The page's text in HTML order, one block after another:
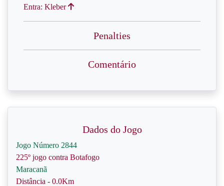
Entra: Kleber
Penalties
Comentário
Dados do Jogo
Jogo Número 2844
225º jogo contra Botafogo
Maracanã
Distância - 0.0Km